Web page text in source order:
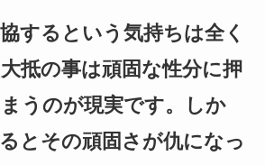
するという気持ちは全く
抵の事は頑固な性分に押
うのが現実です。しか
とその頑固さが仇になっ